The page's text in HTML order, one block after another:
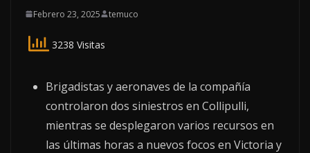
Febrero 23, 2025 temuco
3238 Visitas
Brigadistas y aeronaves de la compañía
controlaron dos siniestros en Collipulli,
mientras se desplegaron varios recursos en
las últimas horas a nuevos focos en Victoria y